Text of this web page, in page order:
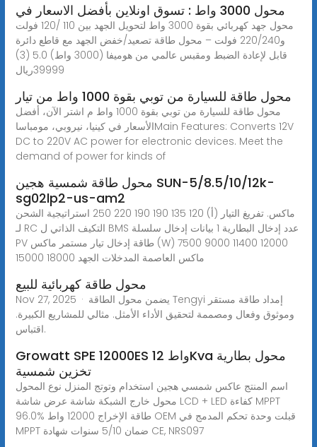
محول 3000 واط : تسوق اونلاين بأفضل الاسعار في
محول جهد كهربائي بقوة 3000 واط لتحويل الجهد بين 110 /120 فولت
و220/240 فولت – محول طاقة تصعيد/خفض الجهد مع قاطع دائرة
قابل لإعادة الضبط ومقبس عالمي من هوميفا (3000 واط) 5.0 (3)
محول طاقة للسيارة من توبي بقوة 1000 واط من تيار
محول طاقة للسيارة من توبي بقوة 1000 واط م اشتر الآن، أفضل
الأسعار في كينيا، نيروبي، مومباساMain Features: Converts 12V
DC to 220V AC power for electronic devices. Meet the
demand of power for kinds of
محول طاقة شمسية هجين SUN-5/8.5/10/12k-
sg02lp2-us-am2
ماكس. تفريغ التيار (أ) 120 135 190 190 220 250 استراتيجية الشحن
لـ RC التكيف الذاتي ل BMS عدد إدخال البطارية 1 بيانات إدخال سلسلة
PV طاقة إدخال تيار مستمر ماكس (W) 7500 9000 11400 12000
15000 18000 ماكس العاصمة المدخلات الجهد
محول طاقة كهربائية للبيع
Nov 27, 2025 · يضمن محول الطاقة Tengyi إمداد طاقة مستقر
وموثوق وفعال ومصممة لتحقيق الأداء الأمثل. مثالي للمشاريع الكبيرة.
اقتباس.
Growatt SPE 12000ES واط 12Kva محول بطارية
تخزين شمسية
اسم المنتج عاكس شمسي هجين استخدام وتوتج المنزل نوع المحول
محول خارج الشبكة شاشة عرض شاشة LCD + LED كفاءة MPPT
96.0% طاقة الإخراج 12000 واط OEM قبلت وحدة تحكم المدمج في
MPPT ضمان 5/10 سنوات شهادة CE, NRS097